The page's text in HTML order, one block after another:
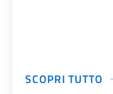
SCOPRI TUTTO